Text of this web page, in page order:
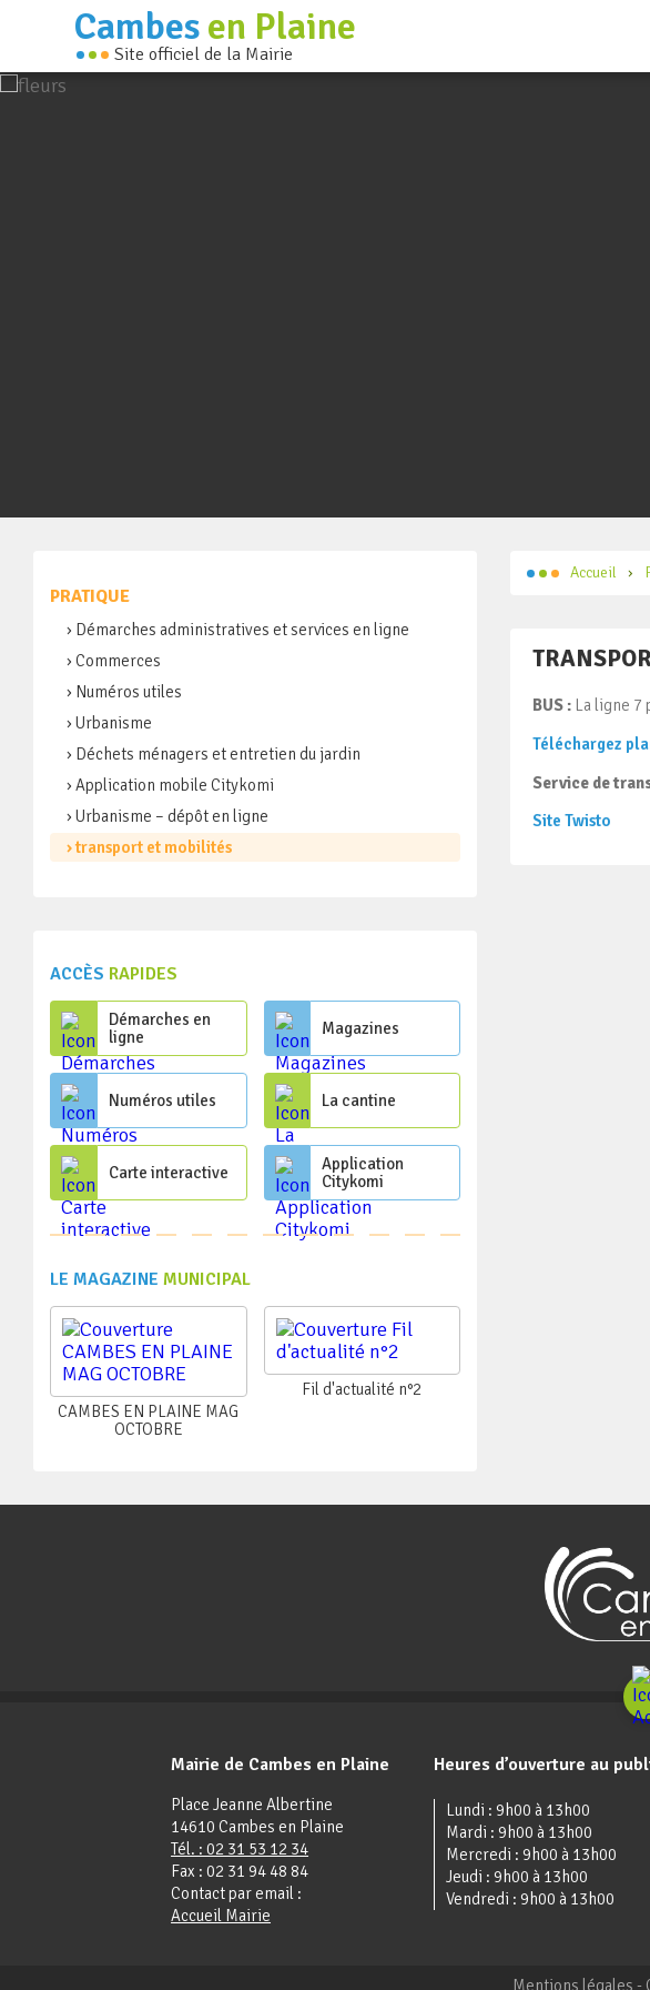
Cambesen Plaine
Site officiel de la Mairie
Accueil
BUS : La ligne 7
Téléchargez
Service de
Site Twisto
PRATIQUE
› Démarches administratives et services en ligne
› Commerces
› Numéros utiles
› Urbanisme
› Déchets ménagers et entretien du jardin
› Application mobile Citykomi
› Urbanisme – dépôt en ligne
› transport et mobilités
ACCÈS RAPIDES
Démarches en
ligne
Magazines
Numéros utiles La cantine
Carte interactive
Application
Citykomi
LE MAGAZINE MUNICIPAL
CAMBES EN PLAINE MAG
OCTOBRE
Fil d'actualité n°2
Mairie de Cambes en Plaine
Place Jeanne Albertine
14610 Cambes en Plaine
Tél. : 02 31 53 12 34
Fax : 02 31 94 48 84
Contact par email :
Accueil Mairie
Heures d’ouverture au
Lundi : 9h00 à 13h00
Mardi : 9h00 à 13h00
Mercredi : 9h00 à 13h00
Jeudi : 9h00 à 13h00
Vendredi : 9h00 à 13h00
Mentions légales -